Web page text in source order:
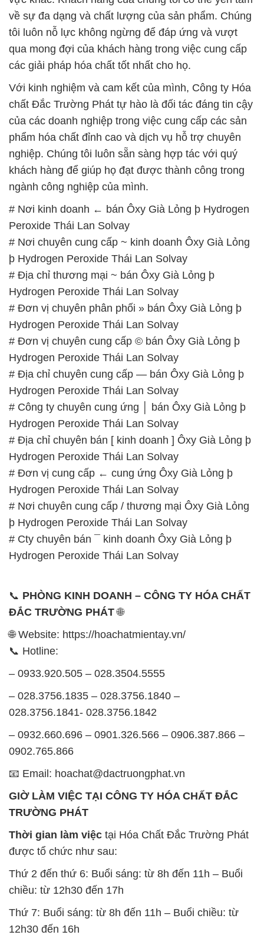
# Địa chỉ chuyên bán [ kinh doanh ] Ôxy Già Lỏng þ
Hydrogen Peroxide Thái Lan Solvay
# Đơn vị cung cấp ← cung ứng Ôxy Già Lỏng þ
Hydrogen Peroxide Thái Lan Solvay
# Nơi chuyên cung cấp / thương mại Ôxy Già Lỏng
þ Hydrogen Peroxide Thái Lan Solvay
# Cty chuyên bán ¯ kinh doanh Ôxy Già Lỏng þ
Hydrogen Peroxide Thái Lan Solvay
📞
PHÒNG KINH DOANH – CÔNG TY HÓA CHẤT
ĐẮC TRƯỜNG PHÁT
🌐 Website: https://hoachatmientay.vn/
– 0933.920.505 – 028.3504.5555
– 028.3756.1835 – 028.3756.1840 –
028.3756.1841- 028.3756.1842
– 0932.660.696 – 0901.326.566 – 0906.387.866 –
0902.765.866
📧 Email: hoachat@dactruongphat.vn
GIỜ LÀM VIỆC TẠI CÔNG TY HÓA CHẤT ĐẮC
TRƯỜNG PHÁT
Thời gian làm việc
tại Hóa Chất Đắc Trường Phát
được tổ chức như sau:
Thứ 2 đến thứ 6: Buổi sáng: từ 8h đến 11h – Buổi
chiều: từ 12h30 đến 17h
Thứ 7: Buổi sáng: từ 8h đến 11h – Buổi chiều: từ
12h30 đến 16h
Chủ nhật: Nghỉ chủ nhật hàng tuần
Chúng tôi rất trân trọng thời gian và cam kết tuân
thủ giờ làm việc để đảm bảo sự hỗ trợ tốt nhất cho
nhất của nhân viên.
BẢN ĐỒ MAP TẠI CÔNG TY HÓA CHẤT ĐẮC
TRƯỜNG PHÁT
ĐỊA CHỈ: 1229C Quốc lộ 1A, Phường Bình Trị
Đông B, Quận Bình Tân, Sài Gòn TP. Hồ Chí
SẢN PHẨM TƯƠNG TỰ